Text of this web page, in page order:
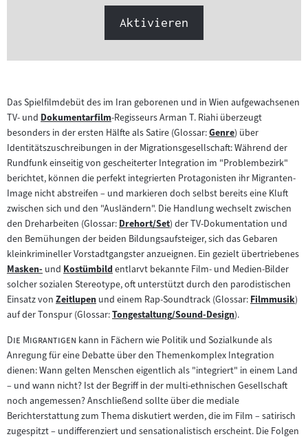
Aktivieren
Das Spielfilmdebüt des im Iran geborenen und in Wien aufgewachsenen
TV- und Zum
Inhalt:
Dokumentarfilm-Regisseurs Arman T. Riahi überzeugt
besonders in der ersten Hälfte als Satire (Glossar:Zum
Inhalt:
Genre) über
Identitätszuschreibungen in der Migrationsgesellschaft: Während der
Rundfunk einseitig von gescheiterter Integration im "Problembezirk"
berichtet, können die perfekt integrierten Protagonisten ihr Migranten-
Image nicht abstreifen – und markieren doch selbst bereits eine Kluft
zwischen sich und den "Ausländern". Die Handlung wechselt zwischen
den Dreharbeiten (Glossar:Zum
Inhalt:
Drehort/Set) der TV-Dokumentation und
den Bemühungen der beiden Bildungsaufsteiger, sich das Gebaren
kleinkrimineller Vorstadtgangster anzueignen. Ein gezielt übertriebenes
Zum
Inhalt:
Masken- und Zum
Inhalt:
Kostümbild entlarvt bekannte Film- und Medien-Bilder
solcher sozialen Stereotype, oft unterstützt durch den parodistischen
Einsatz von Zum
Inhalt:
Zeitlupen und einem Rap-Soundtrack (Glossar:Zum
Filmmusik)
auf der Tonspur (Glossar:Zum
Inhalt:
Tongestaltung/Sound-Design).
"Die Migrantigen "kann in Fächern wie Politik und Sozialkunde als
Anregung für eine Debatte über den Themenkomplex Integration
dienen: Wann gelten Menschen eigentlich als "integriert" in einem Land
– und wann nicht? Ist der Begriff in der multi-ethnischen Gesellschaft
noch angemessen? Anschließend sollte über die mediale
Berichterstattung zum Thema diskutiert werden, die im Film – satirisch
zugespitzt – undifferenziert und sensationalistisch erscheint. Die Folgen